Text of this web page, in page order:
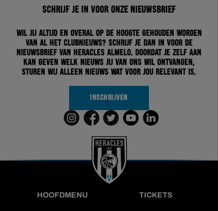
Schrijf je in voor onze nieuwsbrief
Wil jij altijd en overal op de hoogte gehouden worden
van al het clubnieuws? Schrijf je dan in voor de
nieuwsbrief van Heracles Almelo. Doordat je zelf aan
kan geven welk nieuws jij van ons wil ontvangen,
sturen wij alleen nieuws wat voor jou relevant is.
INSCHRIJVEN
HOOFDMENU TICKETS